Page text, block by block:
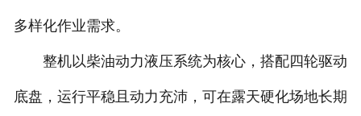
多样化作业需求。
整机以柴油动力液压系统为核心，搭配四轮驱动
底盘，运行平稳且动力充沛，可在露天硬化场地长期